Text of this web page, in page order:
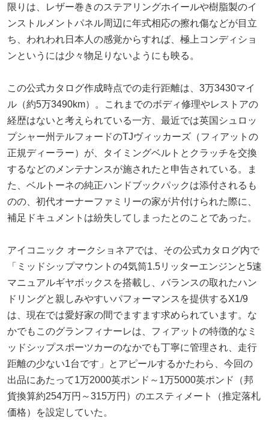
限りは、レザー巻きのステアリングホイールや樹脂製のイ
ンストルメントパネル周辺に年式相応の擦れ傷などが目立
ち、われわれ日本人の感覚からすれば、極上コンディショ
ンというには少々物足りないようにも映る。
この公式カタログ作成時点での走行距離は、3万3430マイ
ル（約5万3490km）。これまでのボディ修理やレストアの
経歴はないと考えられている一方、最近では英国シュロッ
プシャー州テルフォードのTJヴィッカーズ（フィアットの
正規ディーラー）が、タイミングベルトとクラッチを交換
するなどのメンテナンスが施されたと申告されている。ま
た、ベルトーネの純正ハンドブックパックは添付されるも
のの、初代オーナーファミリーの家が片付けられた際に、
補足ドキュメントは紛失してしまったとのことであった。
アイコニック オークショネアでは、その公式カタログ内で
「ミッドシップマウントの4気筒1.5リッターエンジンと5速
マニュアルギヤボックスを搭載し、バランスの取れたハン
ドリングと親しみやすいパフォーマンスを提供するX1/9
は、現在では愛好家の間でますます求められています。な
かでもこのグランフィナーレは、フィアットの特徴的なミ
ッドシップスポーツカーのなかでも丁寧に管理され、走行
距離の少ない1台です」とアピールするかたわら、今回の
出品にあたって1万2000英ポンド～1万5000英ポンド（邦
貨換算約254万円～315万円）のエスティメート（推定落札
価格）を設定していた。